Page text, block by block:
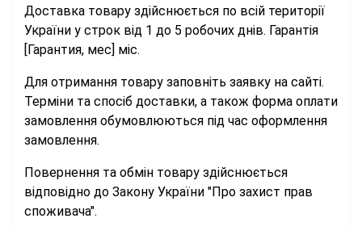
Доставка товару здійснюється по всій території
України у строк від 1 до 5 робочих днів. Гарантія
[Гарантия, мес] міс.
Для отримання товару заповніть заявку на сайті.
Терміни та спосіб доставки, а також форма оплати
замовлення обумовлюються під час оформлення
замовлення.
Повернення та обмін товару здійснюється
відповідно до Закону України "Про захист прав
споживача".